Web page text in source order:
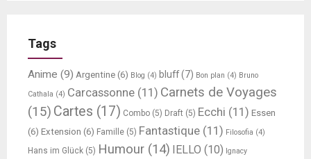
Tags
Anime (9) Argentine (6) Blog (4) bluff(7) Bon plan (4) Bruno
Cathala (4) Carcassonne (11) Carnets de Voyages
(15) Cartes (17) Combo (5) Draft (5) Ecchi (11) Essen
(6) Extension (6) Famille (5) Fantastique (11) Filosofia (4)
Hans im Glück (5) Humour (14) IELLO (10) Ignacy